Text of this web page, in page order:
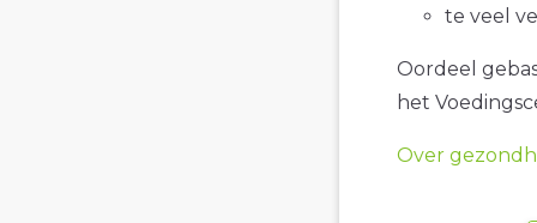
te veel
Oordeel
het
Over